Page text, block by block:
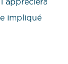
impliqué